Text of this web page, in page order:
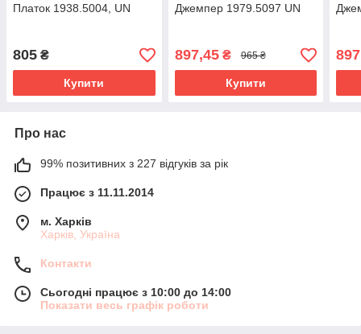
Платок 1938.5004, UN
805 ₴
Купити
Джемпер 1979.5097 UN
897,45₴ 965 ₴
Купити
Про нас
99% позитивних з 227 відгуків за рік
Працює з 11.11.2014
м. Харків
Харків, Україна
Контакти
Сьогодні працює з 10:00 до 14:00
Показати весь графік роботи